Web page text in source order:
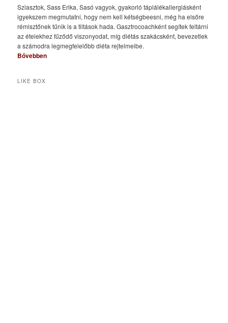
Sziasztok, Sass Erika, Sasó vagyok, gyakorló táplálékallergiásként
igyekszem megmutatni, hogy nem kell kétségbeesni, még ha elsőre
rémisztőnek tűnik is a tiltások hada. Gasztrocoachként segítek feltárni
az ételekhez fűződő viszonyodat, míg diétás szakácsként, bevezetlek
a számodra legmegfelelőbb diéta rejtelmeibe.
Bővebben
LIKE BOX